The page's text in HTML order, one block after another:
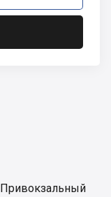
Привокзальный